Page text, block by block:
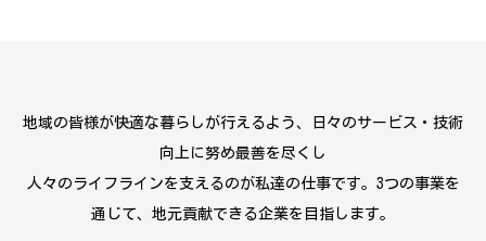
地域の皆様が快適な暮らしが行えるよう、日々のサービス・技術
向上に努め最善を尽くし
人々のライフラインを支えるのが私達の仕事です。3つの事業を
通じて、地元貢献できる企業を目指します。